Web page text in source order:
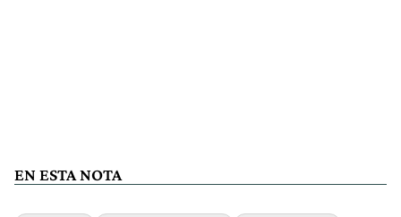
EN ESTA NOTA